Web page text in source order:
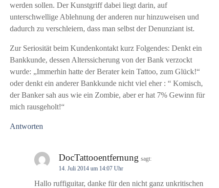
werden sollen. Der Kunstgriff dabei liegt darin, auf
unterschwellige Ablehnung der anderen nur hinzuweisen und
dadurch zu verschleiern, dass man selbst der Denunziant ist.
Zur Seriosität beim Kundenkontakt kurz Folgendes: Denkt ein
Bankkunde, dessen Alterssicherung von der Bank verzockt
wurde: „Immerhin hatte der Berater kein Tattoo, zum Glück!“
oder denkt ein anderer Bankkunde nicht viel eher : “ Komisch,
der Banker sah aus wie ein Zombie, aber er hat 7% Gewinn für
mich rausgeholt!“
Antworten
DocTattooentfernung sagt:
14. Juli 2014 um 14:07 Uhr
Hallo ruffiguitar, danke für den nicht ganz unkritischen